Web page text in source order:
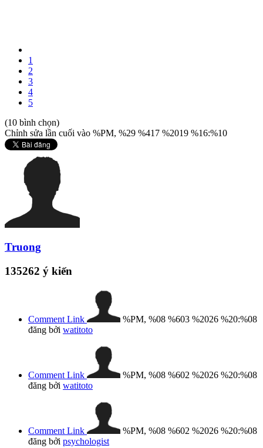
1
2
3
4
5
(10 bình chọn)
Chỉnh sửa lần cuối vào %PM, %29 %417 %2019 %16:%10
Truong
135262 ý kiến
Comment Link
%PM, %08 %603 %2026 %20:%08
đăng bởi watitoto
Comment Link
%PM, %08 %602 %2026 %20:%08
đăng bởi watitoto
Comment Link
%PM, %08 %602 %2026 %20:%08
đăng bởi psychologist